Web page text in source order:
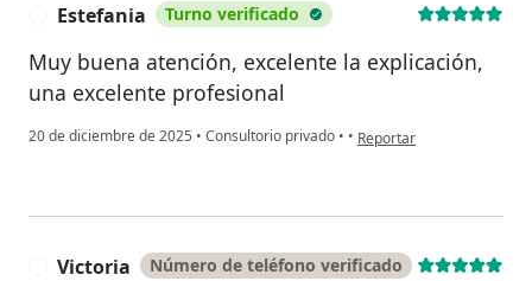
Estefania Turno verificado
Muy buena atención, excelente la explicación,
una excelente profesional
20 de diciembre de 2025 • Consultorio privado • • en opinión del usuario
Reportar
Victoria Número de teléfono verificado